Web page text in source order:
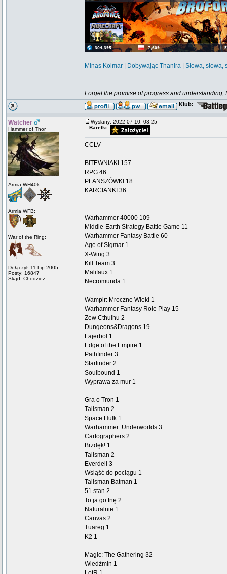
Minas Kolmar Dobywając Thanira Słowa, słowa,
Forget the promise of progress and
Klub:
Watcher
Hammer of Thor
Armia WH40k:
Armia WFB:
War of the Ring:
Dołączył: 11 Lip 2005
Posty: 16847
Skąd: Chodzież
Wysłany: 2022-07-10, 03:25
Baretki:
CCLV
BITEWNIAKI 157
RPG 46
PLANSZÓWKI 18
KARCIANKI 36
Warhammer 40000 109
Middle-Earth Strategy Battle Game 11
Warhammer Fantasy Battle 60
Age of Sigmar 1
X-Wing 3
Kill Team 3
Malifaux 1
Necromunda 1
Wampir: Mroczne Wieki 1
Warhammer Fantasy Role Play 15
Zew Cthulhu 2
Dungeons&Dragons 19
Fajerbol 1
Edge of the Empire 1
Pathfinder 3
Starfinder 2
Soulbound 1
Wyprawa za mur 1
Gra o Tron 1
Talisman 2
Space Hulk 1
Warhammer: Underworlds 3
Cartographers 2
Brzdęk! 1
Talisman 2
Everdell 3
Wsiąść do pociągu 1
Talisman Batman 1
51 stan 2
To ja go tnę 2
Naturalnie 1
Canvas 2
Tuareg 1
K2 1
Magic: The Gathering 32
Wiedźmin 1